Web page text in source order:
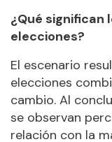
¿Qué significan
elecciones?
El escenario
elecciones
cambio. Al
se observan
relación con la